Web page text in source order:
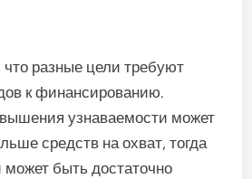
разные цели требуют
к финансированию.
узнаваемости может
средств на охват, тогда
может быть достаточно